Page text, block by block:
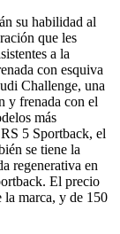
su habilidad al
que les
a la
con esquiva
Challenge, una
y frenada con el
más
5 Sportback, el
se tiene la
regenerativa en
El precio
la marca, y de 150